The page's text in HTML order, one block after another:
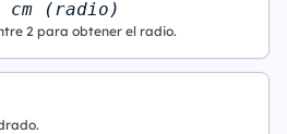
cm (radio)
2 para obtener el radio.